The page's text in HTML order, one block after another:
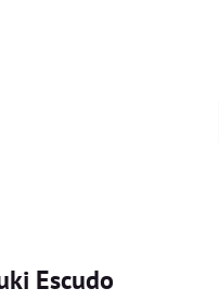
Escudo